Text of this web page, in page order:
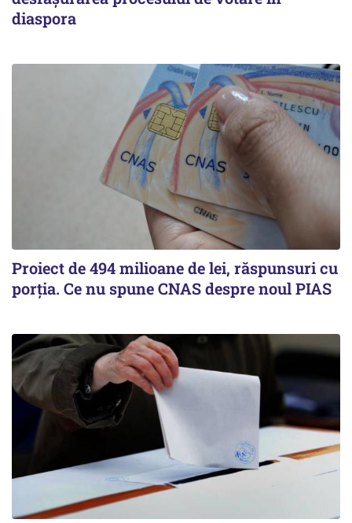
diaspora
Proiect de 494 milioane de lei, răspunsuri cu
porția. Ce nu spune CNAS despre noul PIAS